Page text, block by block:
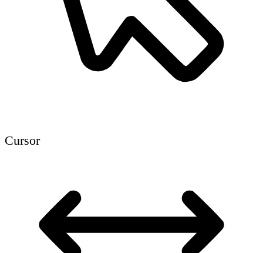
Cursor